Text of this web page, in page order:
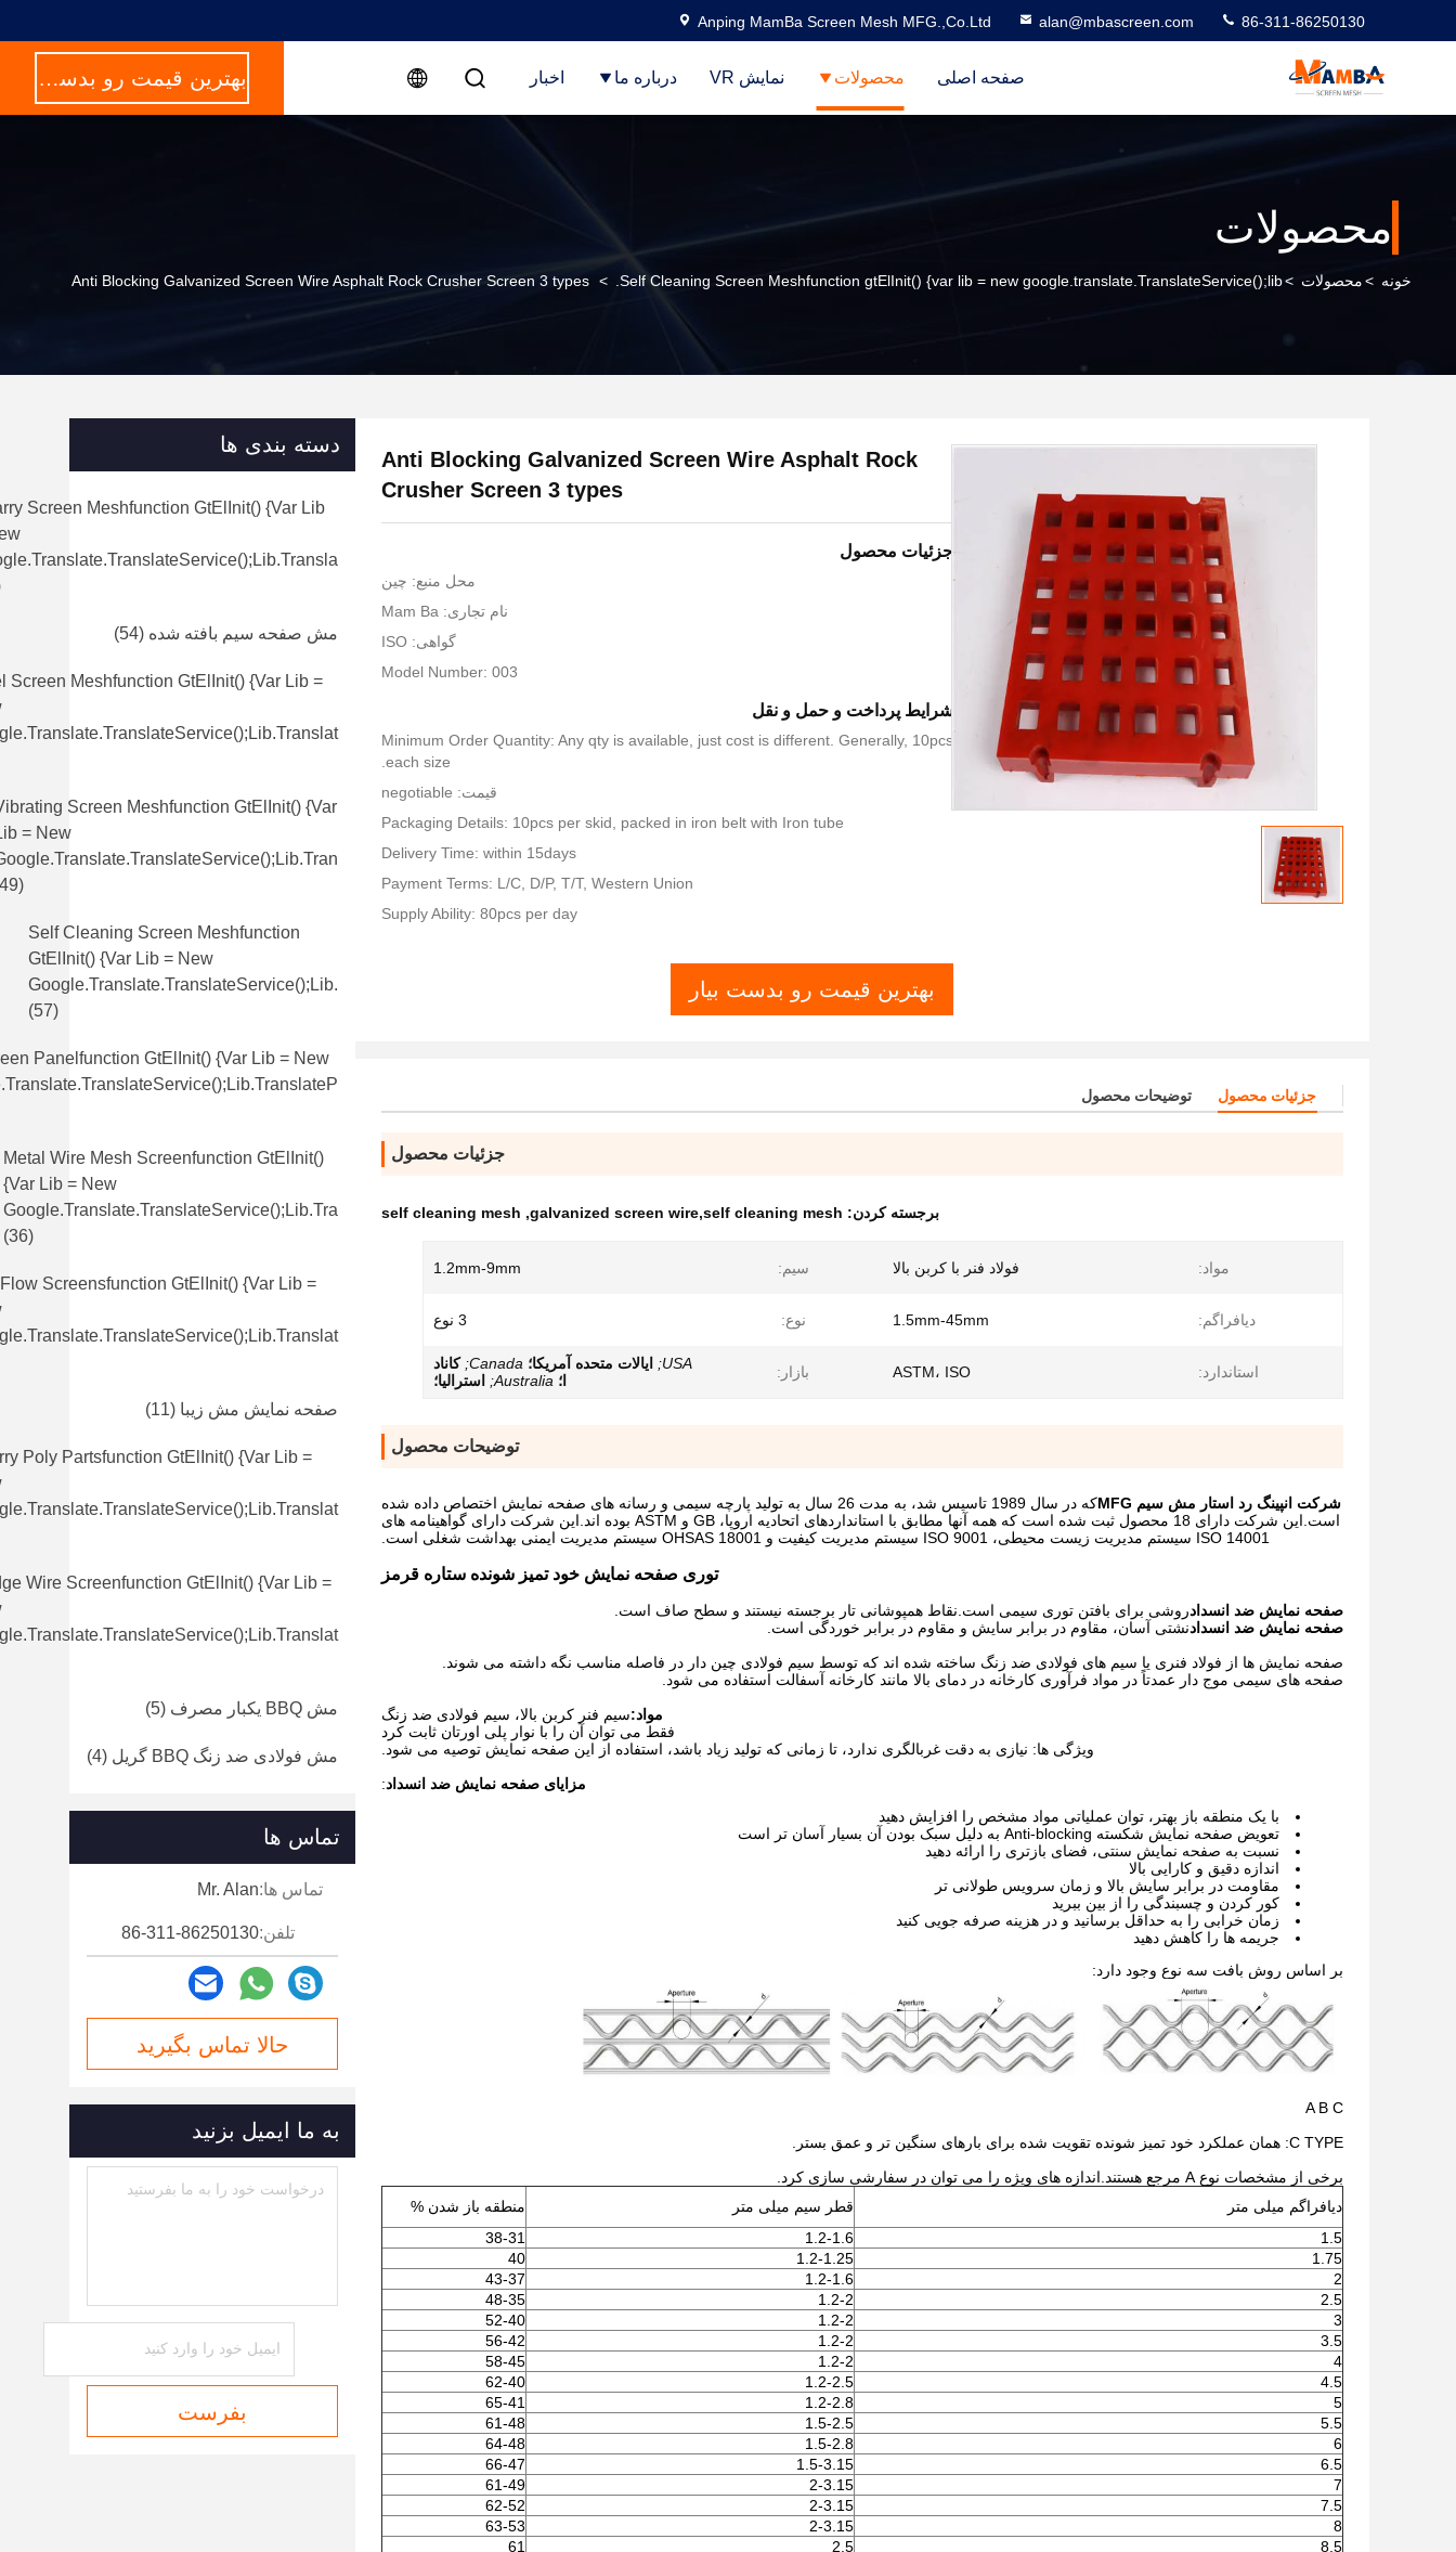
Anping MamBa Screen Mesh MFG.,Co.Ltd alan@mbascreen.com 86-311-86250130
صفحه اصلی محصولات نمایش VR درباره ما اخبار بهترین قیمت رو بدست بیار
محصولات
خونه >محصولات >
Self Cleaning Screen Meshfunction gtElInit() {var lib = new google.translate.TranslateService();lib.
>
Anti Blocking Galvanized Screen Wire Asphalt Rock Crusher Screen 3 types
Anti Blocking Galvanized Screen Wire Asphalt Rock
Crusher Screen 3 types
جزئیات محصول
محل منبع: چين
نام تجاری: Mam Ba
گواهی: ISO
Model Number: 003
شرایط پرداخت و حمل و نقل
Minimum Order Quantity: Any qty is available, just cost is different. Generally, 10pcs
each size.
قیمت: negotiable
Packaging Details: 10pcs per skid, packed in iron belt with Iron tube
Delivery Time: within 15days
Payment Terms: L/C, D/P, T/T, Western Union
Supply Ability: 80pcs per day
بهترین قیمت رو بدست بیار
جزئیات محصول توضیحات محصول
جزئیات محصول
برجسته کردن: galvanized screen wire,self cleaning mesh
,
self cleaning mesh
مواد: فولاد فنر با کربن بالا سیم: 1.2mm-9mm
دیافراگم: 1.5mm-45mm نوع: 3 نوع
استاندارد: ASTM، ISO بازار: USA; ایالات متحده آمریکا؛ Canada; کاناد
ا؛ Australia; استرالیا؛
توضیحات محصول
شرکت انپینگ رد استار مش سیم MFG
که در سال 1989 تاسیس شد، به مدت 26 سال به تولید پارچه سیمی و رسانه های صفحه نمایش اختصاص داده شده
است.این شرکت دارای 18 محصول ثبت شده است که همه آنها مطابق با استانداردهای اتحادیه اروپا، GB و ASTM بوده اند.این شرکت دارای گواهینامه های
ISO 14001 سیستم مدیریت زیست محیطی، ISO 9001 سیستم مدیریت کیفیت و OHSAS 18001 سیستم مدیریت ایمنی بهداشت شغلی است.
توری صفحه نمایش خود تمیز شونده ستاره قرمز
صفحه نمایش ضد انسدادروشی برای بافتن توری سیمی است.نقاط همپوشانی تار برجسته نیستند و سطح صاف است.
صفحه نمایش ضد انسدادنشتی آسان، مقاوم در برابر سایش و مقاوم در برابر خوردگی است.
صفحه نمایش ها از فولاد فنری یا سیم های فولادی ضد زنگ ساخته شده اند که توسط سیم فولادی چین دار در فاصله مناسب نگه داشته می شوند.
صفحه های سیمی موج دار عمدتاً در مواد فرآوری کارخانه در دمای بالا مانند کارخانه آسفالت استفاده می شود.
مواد:سیم فنر کربن بالا، سیم فولادی ضد زنگ
فقط می توان آن را با نوار پلی اورتان ثابت کرد
ویژگی ها: نیازی به دقت غربالگری ندارد، تا زمانی که تولید زیاد باشد، استفاده از این صفحه نمایش توصیه می شود.
مزایای صفحه نمایش ضد انسداد:
با یک منطقه باز بهتر، توان عملیاتی مواد مشخص را افزایش دهید
تعویض صفحه نمایش شکسته Anti-blocking به دلیل سبک بودن آن بسیار آسان تر است
نسبت به صفحه نمایش سنتی، فضای بازتری را ارائه دهید
اندازه دقیق و کارایی بالا
مقاومت در برابر سایش بالا و زمان سرویس طولانی تر
کور کردن و چسبندگی را از بین ببرید
زمان خرابی را به حداقل برسانید و در هزینه صرفه جویی کنید
جریمه ها را کاهش دهید
بر اساس روش بافت سه نوع وجود دارد:
A B C
C TYPE: همان عملکرد خود تمیز شونده تقویت شده برای بارهای سنگین تر و عمق بستر.
برخی از مشخصات نوع A مرجع هستند.اندازه های ویژه را می توان در سفارشی سازی کرد.
دیافراگم میلی متر
قطر سیم میلی متر
منطقه باز شدن %
1.5
1.2-1.6
38-31
1.75
1.2-1.25
40
2
1.2-1.6
43-37
2.5
1.2-2
48-35
3
1.2-2
52-40
3.5
1.2-2
56-42
4
1.2-2
58-45
4.5
1.2-2.5
62-40
5
1.2-2.8
65-41
5.5
1.5-2.5
61-48
6
1.5-2.8
64-48
6.5
1.5-3.15
66-47
7
2-3.15
61-49
7.5
2-3.15
62-52
8
2-3.15
63-53
8.5
2.5
61
دسته بندی ها
Screen Meshfunction GtElInit() {var Lib
مش صفحه سیم بافته شده (54)
Screen Meshfunction GtElInit() {var Lib =
Screen Meshfunction GtElInit() {var
= New
Self Cleaning Screen Meshfunction
GtElInit() {var Lib = New
Google.translate.TranslateService();lib.
(57)
Panelfunction GtElInit() {var Lib = New
Metal Wire Mesh Screenfunction GtElInit()
{var Lib = New
Google.translate.TranslateService();lib.tra
(36)
Screensfunction GtElInit() {var Lib =
صفحه نمایش مش زیبا (11)
Poly Partsfunction GtElInit() {var Lib =
Wire Screenfunction GtElInit() {var Lib =
مش BBQ یکبار مصرف (5)
مش فولادی ضد زنگ BBQ گریل (4)
تماس ها
تماس ها:Mr. Alan
تلفن:86-311-86250130
حالا تماس بگیرید
به ما ایمیل بزنید
بفرست